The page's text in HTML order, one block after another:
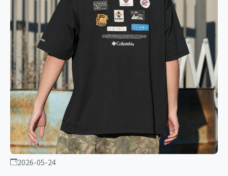
2026-05-24